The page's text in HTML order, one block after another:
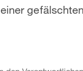
gefälschten